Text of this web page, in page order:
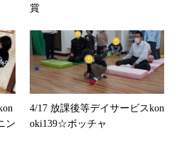
賞
ン
4/17 放課後等デイサービスkon
oki139☆ボッチャ